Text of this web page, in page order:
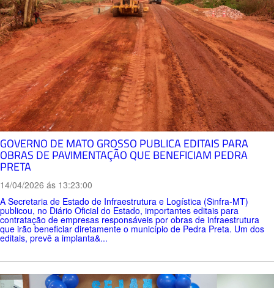
GOVERNO DE MATO GROSSO PUBLICA EDITAIS PARA
OBRAS DE PAVIMENTAÇÃO QUE BENEFICIAM PEDRA
PRETA
14/04/2026 ás 13:23:00
A Secretaria de Estado de Infraestrutura e Logística (Sinfra-MT)
publicou, no Diário Oficial do Estado, importantes editais para
contratação de empresas responsáveis por obras de infraestrutura
que irão beneficiar diretamente o município de Pedra Preta. Um dos
editais, prevê a implanta&...